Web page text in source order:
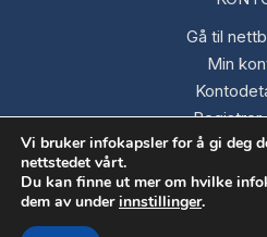
Gå til
Min
Registrer
Glemt
Vi bruker infokapsler for å gi deg
nettstedet vårt.
Du kan finne ut mer om hvilke
dem av underinnstillinger.